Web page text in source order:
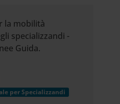
la mobilità
specializzandi -
Guida.
per Specializzandi